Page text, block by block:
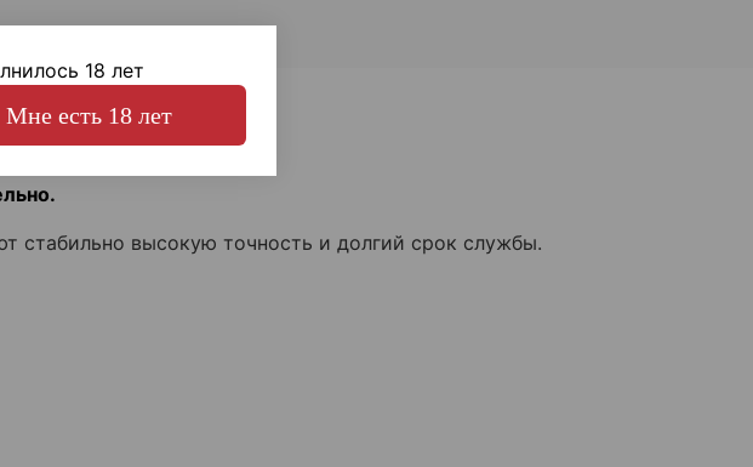
стабильно высокую точность и долгий срок службы.
18 лет
Мне есть 18 лет